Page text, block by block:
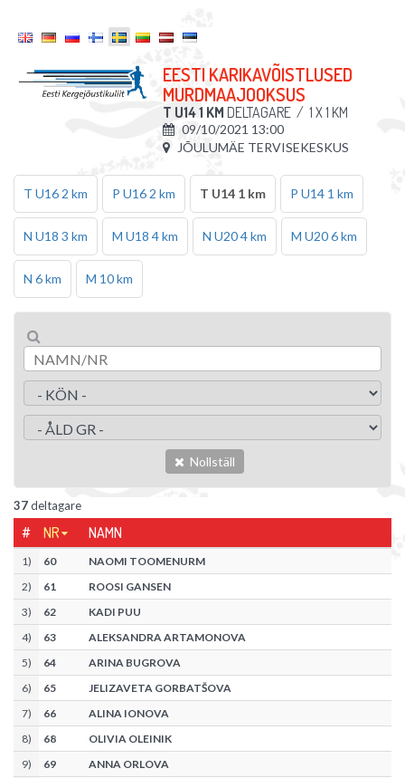
EESTI KARIKAVÕISTLUSED
MURDMAAJOOKSUS
T U14 1 KM DELTAGARE / 1 X 1 KM
09/10/2021 13:00
JÕULUMÄE TERVISEKESKUS
T U16 2 km P U16 2 km T U14 1 km P U14 1 km
N U18 3 km M U18 4 km N U20 4 km M U20 6 km
N 6 km M 10 km
Nollställ
37deltagare
# NR NAMN
1) 60
NAOMI TOOMENURM
2) 61
ROOSI GANSEN
3) 62
KADI PUU
4) 63
ALEKSANDRA ARTAMONOVA
5) 64
ARINA BUGROVA
6) 65
JELIZAVETA GORBATŠOVA
7) 66
ALINA IONOVA
8) 68
OLIVIA OLEINIK
9) 69
ANNA ORLOVA